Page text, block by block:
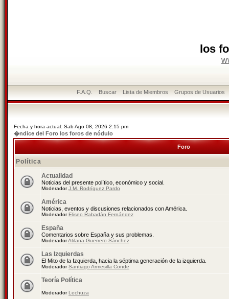
los
F.A.Q. Buscar Lista de Miembros Grupos de Usuarios
Fecha y hora actual: Sab Ago 08, 2026 2:15 pm
�ndice del Foro los foros de nódulo
Foro
Política
Actualidad
Noticias del presente político, económico y social.
ModeradorJ.M. Rodríguez Pardo
América
Noticias, eventos y discusiones relacionados con América.
ModeradorEliseo Rabadán Fernández
España
Comentarios sobre España y sus problemas.
ModeradorAtilana Guerrero Sánchez
Las Izquierdas
El Mito de la Izquierda, hacia la séptima generación de la izquierda.
ModeradorSantiago Armesilla Conde
Teoría Política
ModeradorLechuza